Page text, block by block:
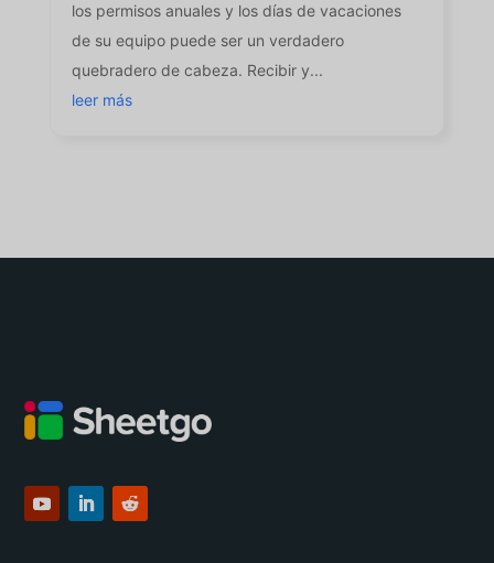
los permisos anuales y los días de vacaciones
de su equipo puede ser un verdadero
quebradero de cabeza. Recibir y...
leer más